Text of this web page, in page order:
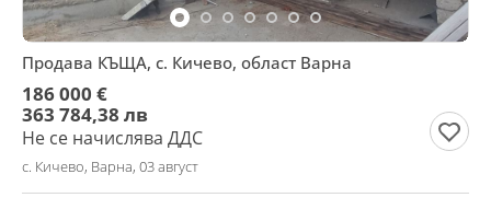
Продава КЪЩА, с. Кичево, област Варна
186 000 €
363 784,38 лв
Не се начислява ДДС
с. Кичево, Варна, 03 август